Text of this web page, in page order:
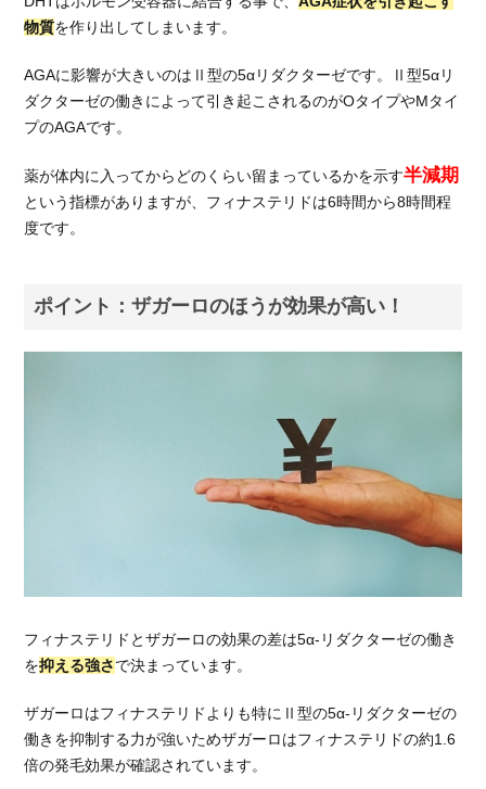
ナ
ス
リ
ド
の
判
と
は
ーロ
ザ
ガ
ロ
と
フ
ィ
物質を作り出してしまいます。
AGAに影響が大きいのはⅡ型の5αリダクターゼです。Ⅱ型5αリ
ダクターゼの働きによって引き起こされるのがOタイプやMタイ
プのAGAです。
薬が体内に入ってからどのくらい留まっているかを示す半減期
という指標がありますが、フィナステリドは6時間から8時間程
度です。
ポイント：ザガーロのほうが効果が高い！
フィナステリドとザガーロの効果の差は5α-リダクターゼの働き
を抑える強さで決まっています。
ザガーロはフィナステリドよりも特にⅡ型の5α-リダクターゼの
働きを抑制する力が強いためザガーロはフィナステリドの約1.6
倍の発毛効果が確認されています。